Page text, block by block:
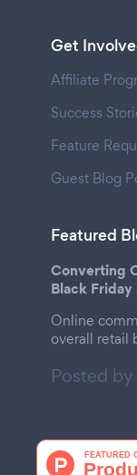
Get
Affiliate
Success
Feature
Guest Blog
Featured
Converting
Black
Online
overall retail
Posted